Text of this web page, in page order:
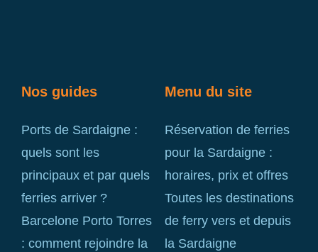
Nos guides
Ports de Sardaigne :
quels sont les
principaux et par quels
ferries arriver ?
Barcelone Porto Torres
: comment rejoindre la
Menu du site
Réservation de ferries
pour la Sardaigne :
horaires, prix et offres
Toutes les destinations
de ferry vers et depuis
la Sardaigne